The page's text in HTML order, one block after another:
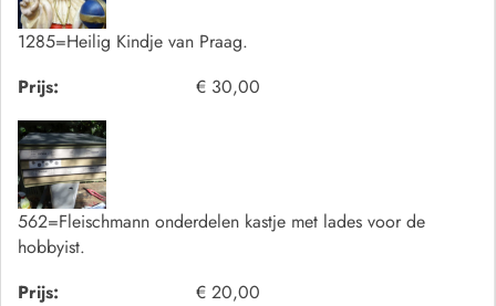
1285=Heilig Kindje van Praag.
Prijs:
€ 30,00
562=Fleischmann onderdelen kastje met lades voor de
hobbyist.
Prijs:
€ 20,00